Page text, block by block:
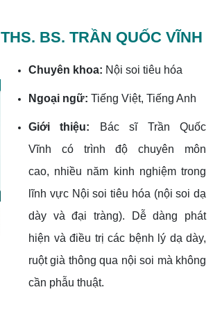
THS. BS. TRẦN QUỐC VĨNH
Chuyên khoa: Nội soi tiêu hóa
Ngoại ngữ: Tiếng Việt, Tiếng Anh
Giới thiệu: Bác sĩ Trần Quốc
Vĩnh có trình độ chuyên môn
cao, nhiều năm kinh nghiệm trong
lĩnh vực Nội soi tiêu hóa (nội soi dạ
dày và đại tràng). Dễ dàng phát
hiện và điều trị các bệnh lý dạ dày,
ruột già thông qua nội soi mà không
cần phẫu thuật.